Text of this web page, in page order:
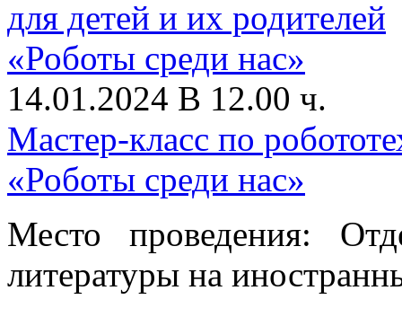
14.01.2024 В 12.00 ч.
Мастер-класс по
«Роботы среди нас»
Место проведения:
литературы на